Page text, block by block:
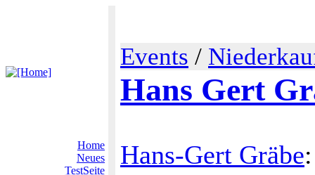
Events /
Hans Gert
Home
Neues
TestSeite
Hans-Gert Gräbe